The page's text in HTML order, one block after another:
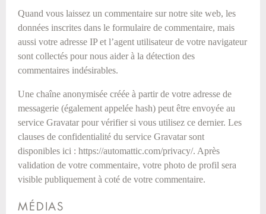
Quand vous laissez un commentaire sur notre site web, les
données inscrites dans le formulaire de commentaire, mais
aussi votre adresse IP et l’agent utilisateur de votre navigateur
sont collectés pour nous aider à la détection des
commentaires indésirables.
Une chaîne anonymisée créée à partir de votre adresse de
messagerie (également appelée hash) peut être envoyée au
service Gravatar pour vérifier si vous utilisez ce dernier. Les
clauses de confidentialité du service Gravatar sont
disponibles ici : https://automattic.com/privacy/. Après
validation de votre commentaire, votre photo de profil sera
visible publiquement à coté de votre commentaire.
MÉDIAS